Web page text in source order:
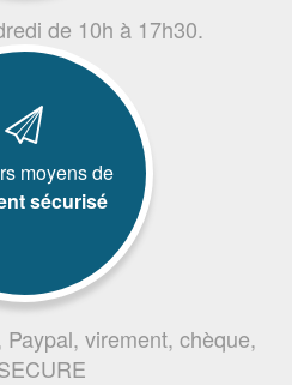
de 10h à 17h30.
moyens de
sécurisé
virement, chèque,